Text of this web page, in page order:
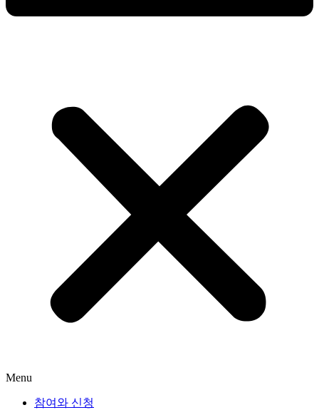
Menu
참여와 신청